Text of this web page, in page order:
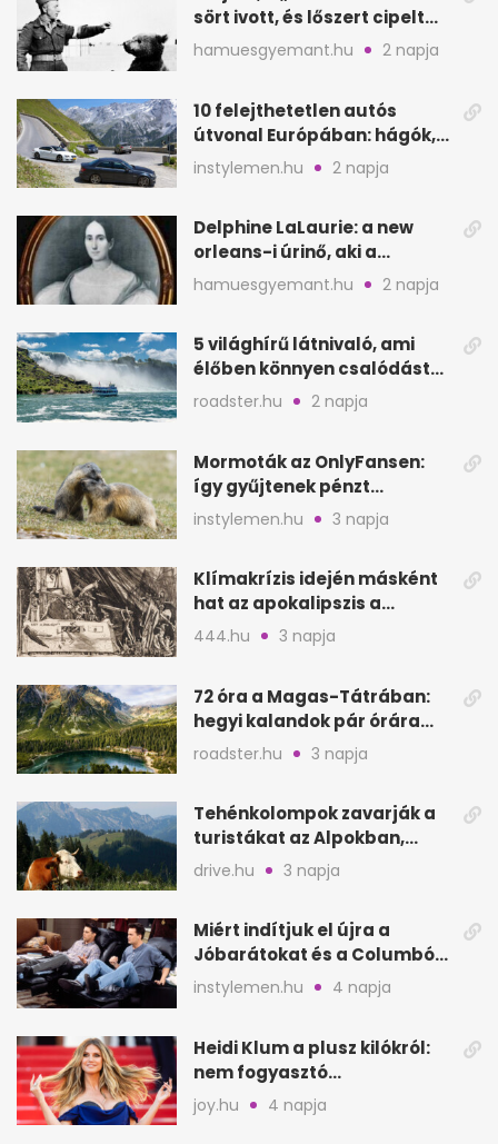
sört ivott, és lőszert cipelt
Monte Cassinónál
hamuesgyemant.hu 2 napja
10 felejthetetlen autós
útvonal Európában: hágók,
partok, fjordok
instylemen.hu 2 napja
Delphine LaLaurie: a new
orleans-i úrinő, aki a
padláson kínzott
hamuesgyemant.hu 2 napja
5 világhírű látnivaló, ami
élőben könnyen csalódást
okozhat
roadster.hu 2 napja
Mormoták az OnlyFansen:
így gyűjtenek pénzt
amerikai kutatók
instylemen.hu 3 napja
Klímakrízis idején másként
hat az apokalipszis a
Szépművészetiben
444.hu 3 napja
72 óra a Magas-Tátrában:
hegyi kalandok pár órára
Magyarországtól
roadster.hu 3 napja
Tehénkolompok zavarják a
turistákat az Alpokban,
Serinában is panasz van
drive.hu 3 napja
Miért indítjuk el újra a
Jóbarátokat és a Columbót
is tizedszer?
instylemen.hu 4 napja
Heidi Klum a plusz kilókról:
nem fogyasztó
csodaszerekkel küzd meg
joy.hu 4 napja